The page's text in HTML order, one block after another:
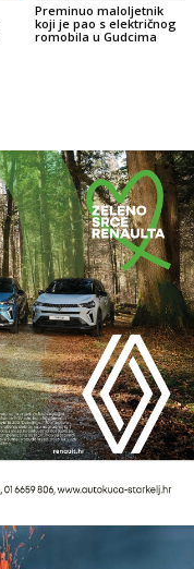
Preminuo maloljetnik
koji je pao s električnog
romobila u Gudcima